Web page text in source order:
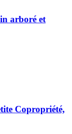
arboré et
Copropriété,